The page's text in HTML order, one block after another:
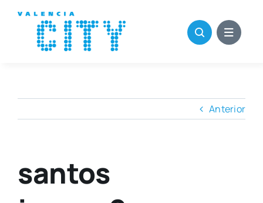
contenido
Anterior
santos